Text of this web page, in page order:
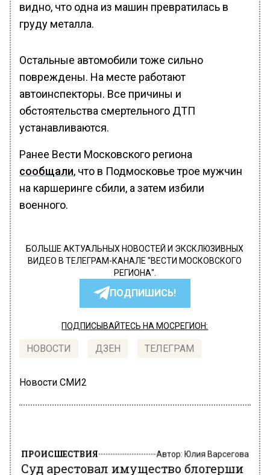
видно, что одна из машин превратилась в
груду металла.
Остальные автомобили тоже сильно
повреждены. На месте работают
автоинспекторы. Все причины и
обстоятельства смертельного ДТП
устанавливаются.
Ранее Вести Московского региона
сообщали, что в Подмосковье трое мужчин
на каршеринге сбили, а затем избили
военного.
БОЛЬШЕ АКТУАЛЬНЫХ НОВОСТЕЙ И ЭКСКЛЮЗИВНЫХ
ВИДЕО В ТЕЛЕГРАМ-КАНАЛЕ "ВЕСТИ МОСКОВСКОГО
РЕГИОНА".
ПОДПИШИСЬ!
ПОДПИСЫВАЙТЕСЬ НА МОСРЕГИОН:
НОВОСТИ ДЗЕН ТЕЛЕГРАМ
Новости СМИ2
Суд арестовал имущество блогерши